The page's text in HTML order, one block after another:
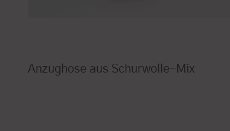
Anzughose aus Schurwolle-Mix